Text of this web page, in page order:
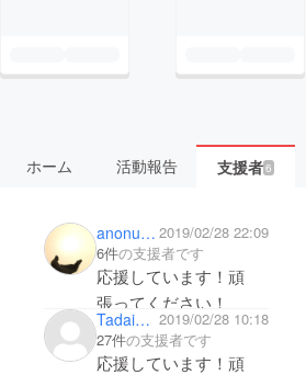
ホーム 活動報告 支援者6
anonuego 2019/02/28 22:09
6件の支援者です
応援しています！頑
張ってください！
Tadaima2929 2019/02/28 10:18
27件の支援者です
応援しています！頑